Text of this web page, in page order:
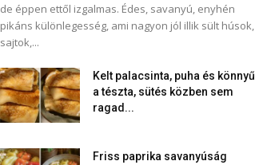
de éppen ettől izgalmas. Édes, savanyú, enyhén
pikáns különlegesség, ami nagyon jól illik sült húsok,
sajtok,...
Kelt palacsinta, puha és könnyű
a tészta, sütés közben sem
ragad...
Friss paprika savanyúság